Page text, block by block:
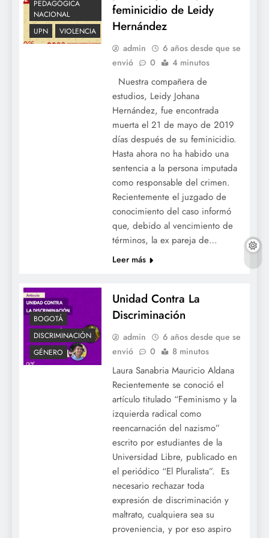
PEDAGÓGICA
NACIONAL
UPN
VIOLENCIA
feminicidio de Leidy
Hernández
admin
6 años desde que se
envió
0 4 minutos
Nuestra compañera de
estudios, Leidy Johana
Hernández, fue encontrada
muerta el 21 de mayo de 2019
días después de su feminicidio.
Hasta ahora no ha habido una
sentencia a la persona imputada
como responsable del crimen.
Recientemente el juzgado de
conocimiento del caso informó
que, debido al vencimiento de
términos, la ex pareja de…
Leer más
BOGOTÁ
DISCRIMINACIÓN
GÉNERO
Unidad Contra La
Discriminación
admin
6 años desde que se
envió
0 8 minutos
Laura Sanabria Mauricio Aldana
Recientemente se conoció el
artículo titulado “Feminismo y la
izquierda radical como
reencarnación del nazismo”
escrito por estudiantes de la
Universidad Libre, publicado en
el periódico “El Pluralista”. Es
necesario rechazar toda
expresión de discriminación y
maltrato, cualquiera sea su
proveniencia, y por eso aspiro